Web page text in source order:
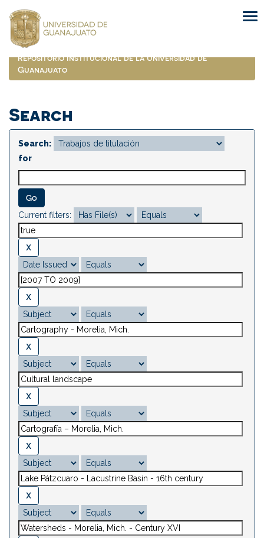
navigation
Repositorio Institucional de la Universidad de
Guanajuato
Search
Search:
for
Current filters: